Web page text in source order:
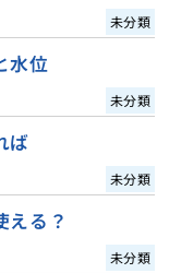
未分類
水位
未分類
ば
未分類
える？
未分類